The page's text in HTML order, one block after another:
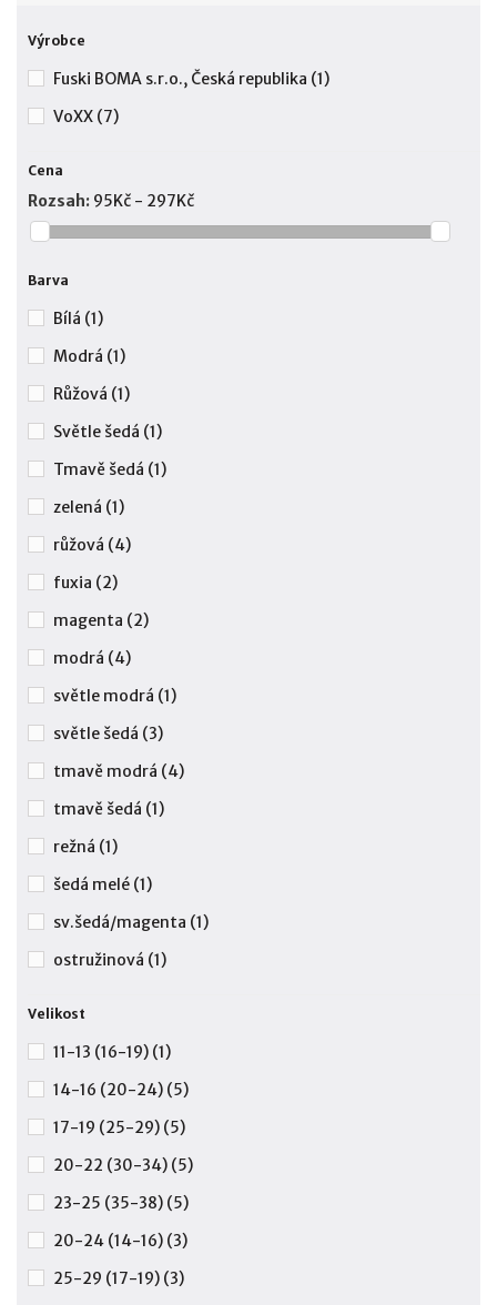
Výrobce
Fuski BOMA s.r.o., Česká republika (1)
VoXX (7)
Cena
Rozsah: 95Kč - 297Kč
Barva
Bílá (1)
Modrá (1)
Růžová (1)
Světle šedá (1)
Tmavě šedá (1)
zelená (1)
růžová (4)
fuxia (2)
magenta (2)
modrá (4)
světle modrá (1)
světle šedá (3)
tmavě modrá (4)
tmavě šedá (1)
režná (1)
šedá melé (1)
sv.šedá/magenta (1)
ostružinová (1)
Velikost
11-13 (16-19) (1)
14-16 (20-24) (5)
17-19 (25-29) (5)
20-22 (30-34) (5)
23-25 (35-38) (5)
20-24 (14-16) (3)
25-29 (17-19) (3)